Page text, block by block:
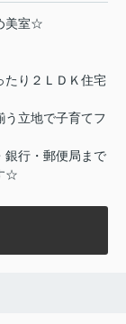
美室☆
たり２ＬＤＫ住宅
う立地で子育てフ
銀行・郵便局まで
☆